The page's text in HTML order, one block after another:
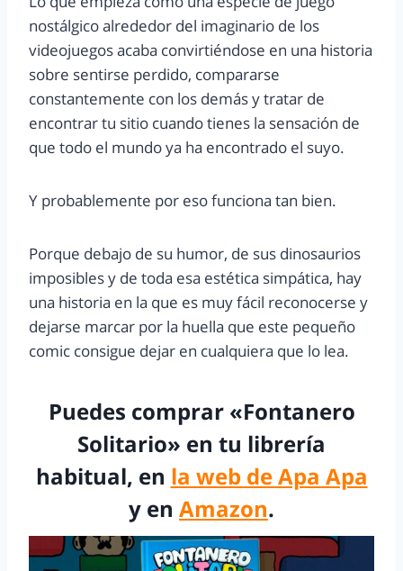
nostálgico alrededor del imaginario de los
videojuegos acaba convirtiéndose en una historia
sobre sentirse perdido, compararse
constantemente con los demás y tratar de
encontrar tu sitio cuando tienes la sensación de
que todo el mundo ya ha encontrado el suyo.
Y probablemente por eso funciona tan bien.
Porque debajo de su humor, de sus dinosaurios
imposibles y de toda esa estética simpática, hay
una historia en la que es muy fácil reconocerse y
dejarse marcar por la huella que este pequeño
comic consigue dejar en cualquiera que lo lea.
Puedes comprar «Fontanero
Solitario» en tu librería
habitual, en la web de Apa Apa
y en Amazon.